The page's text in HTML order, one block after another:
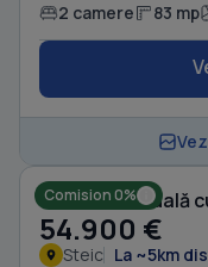
2 camere 83 mp
Comision 0%
54.900 €
Steic La ~5km